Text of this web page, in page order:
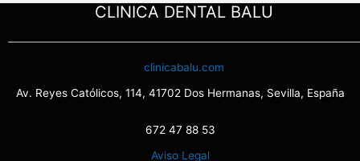
CLINICA DENTAL BALU
clinicabalu.com
Av. Reyes Católicos, 114, 41702 Dos Hermanas, Sevilla, España
672 47 88 53
Aviso Legal